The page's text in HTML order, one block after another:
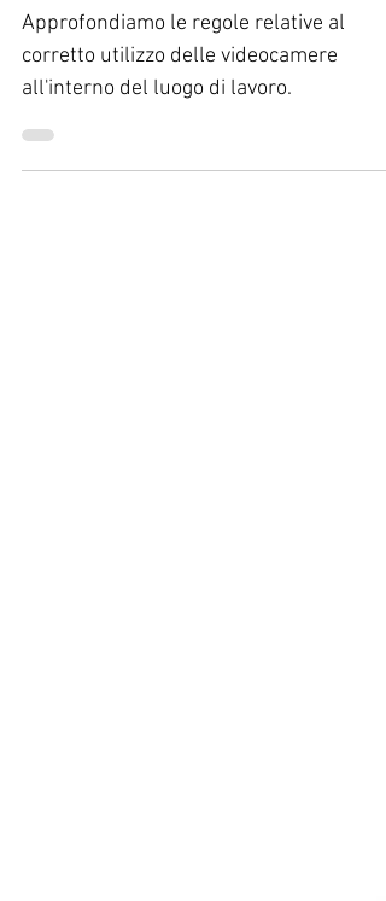
luogo di lavoro
Approfondiamo le regole relative al
all'interno del luogo di lavoro.